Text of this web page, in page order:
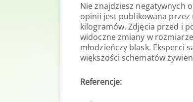
Nie znajdziesz negatywnych
opinii jest publikowana przez
kilogramów. Zdjęcia przed i
widoczne zmiany w
młodzieńczy blask. Eksperci
większości schematów
Referencje: